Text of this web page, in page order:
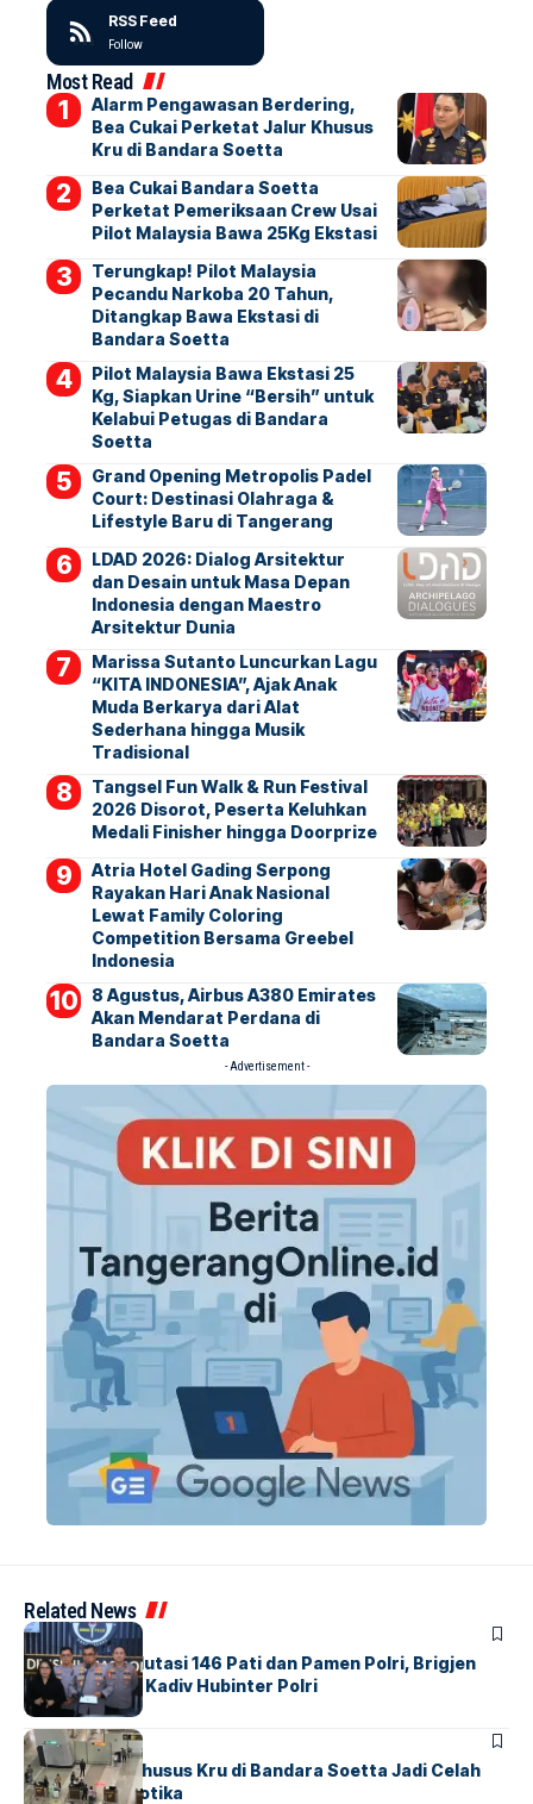
RSS Feed
Follow
Most Read
Alarm Pengawasan Berdering,
Bea Cukai Perketat Jalur Khusus
Kru di Bandara Soetta
Bea Cukai Bandara Soetta
Perketat Pemeriksaan Crew Usai
Pilot Malaysia Bawa 25Kg Ekstasi
Terungkap! Pilot Malaysia
Pecandu Narkoba 20 Tahun,
Ditangkap Bawa Ekstasi di
Bandara Soetta
Pilot Malaysia Bawa Ekstasi 25
Kg, Siapkan Urine “Bersih” untuk
Kelabui Petugas di Bandara
Soetta
Grand Opening Metropolis Padel
Court: Destinasi Olahraga &
Lifestyle Baru di Tangerang
LDAD 2026: Dialog Arsitektur
dan Desain untuk Masa Depan
Indonesia dengan Maestro
Arsitektur Dunia
Marissa Sutanto Luncurkan Lagu
“KITA INDONESIA”, Ajak Anak
Muda Berkarya dari Alat
Sederhana hingga Musik
Tradisional
Tangsel Fun Walk & Run Festival
2026 Disorot, Peserta Keluhkan
Medali Finisher hingga Doorprize
Atria Hotel Gading Serpong
Rayakan Hari Anak Nasional
Lewat Family Coloring
Competition Bersama Greebel
Indonesia
8 Agustus, Airbus A380 Emirates
Akan Mendarat Perdana di
Bandara Soetta
- Advertisement -
Related News
BERITA
Mabes Polri Mutasi 146 Pati dan Pamen Polri, Brigjen
Untung Jabat Kadiv Hubinter Polri
BANDARABERITA
Ketika Jalur Khusus Kru di Bandara Soetta Jadi Celah
Sindikat Narkotika